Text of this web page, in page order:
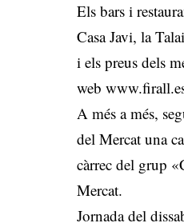
Els bars i
Casa Javi, la
i els preus dels
web
A més a més,
del Mercat una
càrrec del grup
Mercat.
Jornada del